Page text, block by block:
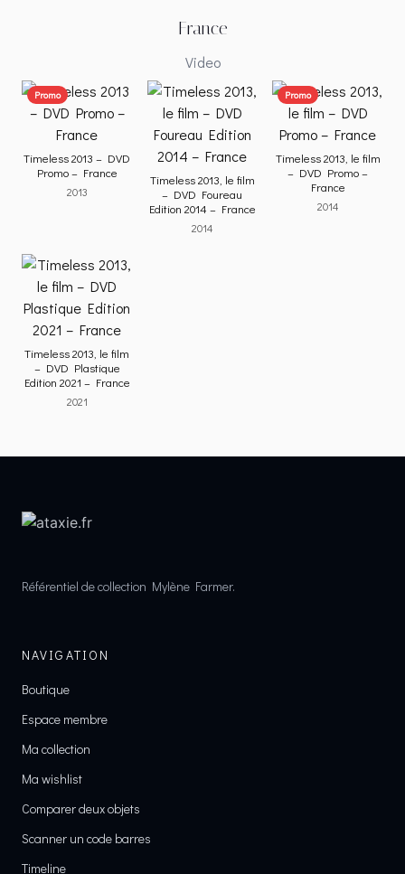
France
Video
Promo
Timeless 2013 – DVD
Promo – France
2013
Timeless 2013, le film
– DVD Foureau
Edition 2014 – France
2014
Promo
Timeless 2013, le film
– DVD Promo –
France
2014
Timeless 2013, le film
– DVD Plastique
Edition 2021 – France
2021
Référentiel de collection Mylène Farmer.
NAVIGATION
Boutique
Espace membre
Ma collection
Ma wishlist
Comparer deux objets
Scanner un code barres
Timeline